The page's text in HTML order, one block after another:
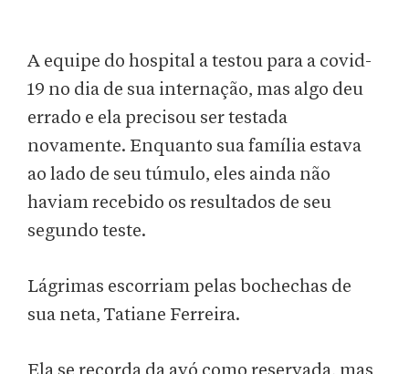
A equipe do hospital a testou para a covid-
19 no dia de sua internação, mas algo deu
errado e ela precisou ser testada
novamente. Enquanto sua família estava
ao lado de seu túmulo, eles ainda não
haviam recebido os resultados de seu
segundo teste.
Lágrimas escorriam pelas bochechas de
sua neta, Tatiane Ferreira.